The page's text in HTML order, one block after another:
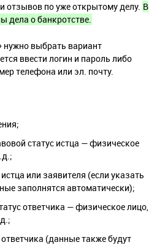
отзывов по уже открытому делу. В
дела о банкротстве.
нужно выбрать вариант
ввести логин и пароль либо
телефона или эл. почту.
статус истца — физическое
или заявителя (если указать
заполнятся автоматически);
ответчика — физическое лицо,
(данные также будут